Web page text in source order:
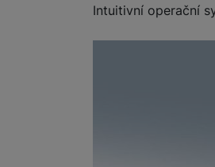
Intuitivní operační